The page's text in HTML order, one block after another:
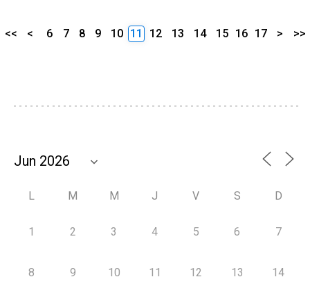
<< < 6 7 8 9 10 11 12 13 14 15 16 17 > >>
L M M J V S D
1 2 3 4 5 6 7
8 9 10 11 12 13 14